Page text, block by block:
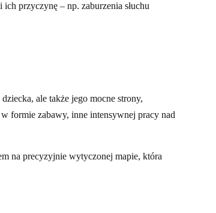
przyczynę – np. zaburzenia słuchu
ale także jego mocne strony,
formie zabawy, inne intensywnej pracy nad
na precyzyjnie wytyczonej mapie, która